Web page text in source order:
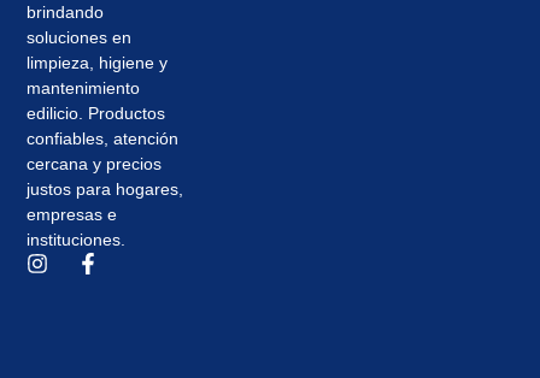
brindando
soluciones en
limpieza, higiene y
mantenimiento
edilicio. Productos
confiables, atención
cercana y precios
justos para hogares,
empresas e
instituciones.